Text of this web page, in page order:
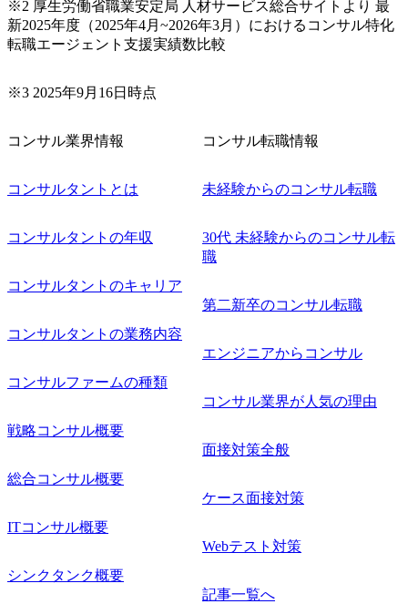
に効果
発も組
施し、
※2 厚生労働省職業安定局 人材サービス総合サイトより 最
新2025年度（2025年4月~2026年3月）におけるコンサル特化
転職エージェント支援実績数比較
※3 2025年9月16日時点
コンサル業界情報
コンサルタントとは
コンサルタントの年収
コンサルタントのキャリア
コンサルタントの業務内容
コンサルファームの種類
戦略コンサル概要
総合コンサル概要
ITコンサル概要
シンクタンク概要
コンサル転職情報
未経験からのコンサル転職
30代 未経験からのコンサル転
職
第二新卒のコンサル転職
エンジニアからコンサル
コンサル業界が人気の理由
面接対策全般
ケース面接対策
Webテスト対策
記事一覧へ